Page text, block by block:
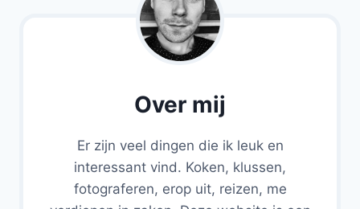
Over mij
Er zijn veel dingen die ik leuk en
interessant vind. Koken, klussen,
fotograferen, erop uit, reizen, me